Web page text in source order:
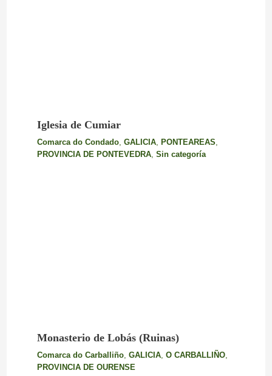
Iglesia de Cumiar
Comarca do Condado, GALICIA, PONTEAREAS,
PROVINCIA DE PONTEVEDRA, Sin categoría
Monasterio de Lobás (Ruinas)
Comarca do Carballiño, GALICIA, O CARBALLIÑO,
PROVINCIA DE OURENSE